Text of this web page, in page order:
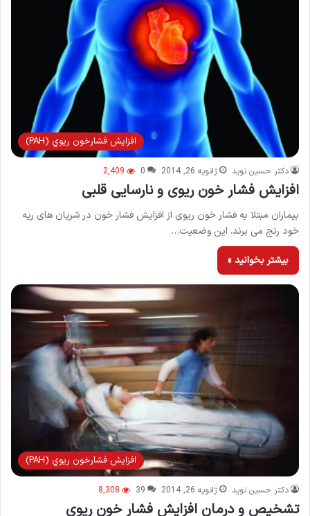
افزايش فشارخون ريوي (PAH)
دکتر حسین نوید ژانویه 26, 2014 0
2,409
افزایش فشار خون ریوی و نارسایی قلبی
بیماران مبتلا به فشار خون ریوی از افزایش فشار خون در شریان های ریه
خود رنج می برند. این وضعیت…
بیشتر بخوانید »
افزايش فشارخون ريوي (PAH)
دکتر حسین نوید ژانویه 26, 2014 39
8,308
تشخیص و درمان افزایش فشار خون ریوی